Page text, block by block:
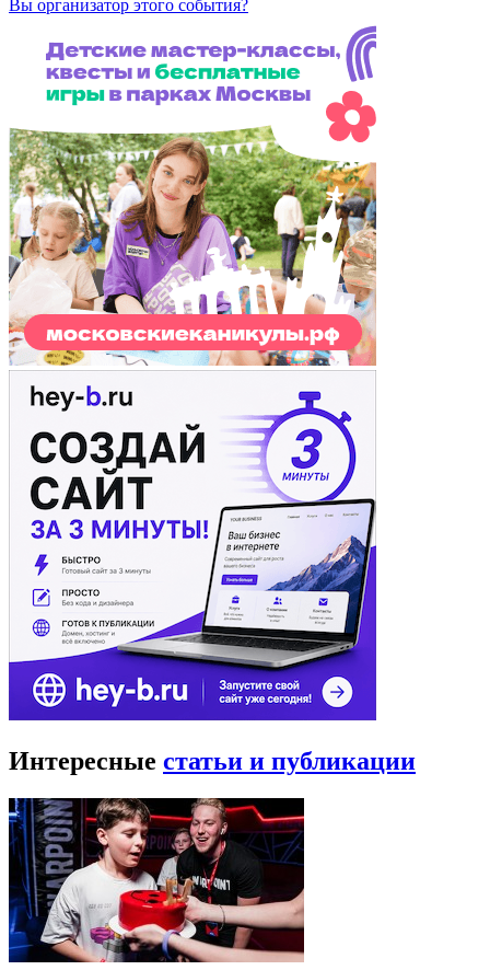
Вы организатор этого события?
Интересные статьи и публикации